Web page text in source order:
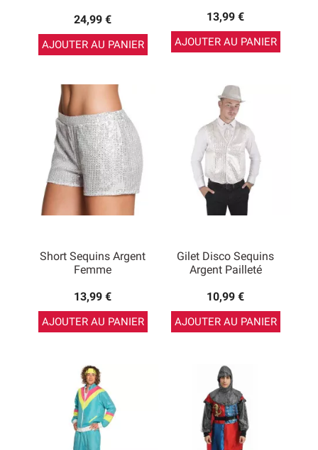
24,99 €
AJOUTER AU PANIER
13,99 €
AJOUTER AU PANIER
Short Sequins Argent
Femme
13,99 €
AJOUTER AU PANIER
Gilet Disco Sequins
Argent Pailleté
10,99 €
AJOUTER AU PANIER